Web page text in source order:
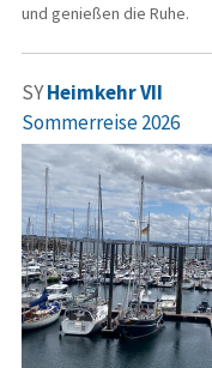
und genießen die Ruhe.
SYHeimkehr VII
Sommerreise 2026